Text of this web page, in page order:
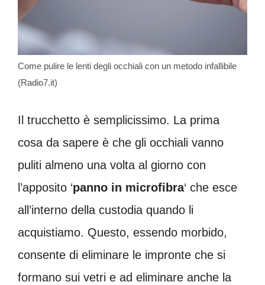
Come pulire le lenti degli occhiali con un metodo infallibile
(Radio7.it)
Il trucchetto è semplicissimo. La prima
cosa da sapere è che gli occhiali vanno
puliti almeno una volta al giorno con
l’apposito ‘panno in microfibra‘ che esce
all’interno della custodia quando li
acquistiamo. Questo, essendo morbido,
consente di eliminare le impronte che si
formano sui vetri e ad eliminare anche la